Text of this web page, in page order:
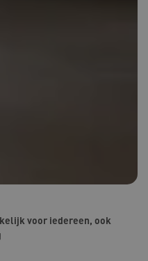
voor iedereen, ook